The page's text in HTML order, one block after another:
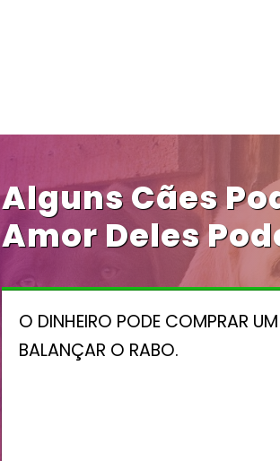
Alguns Cães
Amor Deles
O DINHEIRO PODE COMPRAR
BALANÇAR O RABO.